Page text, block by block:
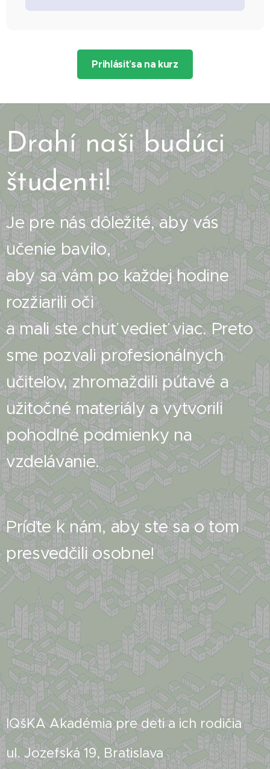
Prihlásiť sa na kurz
Drahí naši budúci
študenti!
Je pre nás dôležité, aby vás
učenie bavilo,
aby sa vám po každej hodine
rozžiarili oči
a mali ste chuť vedieť viac. Preto
sme pozvali profesionálnych
učiteľov, zhromaždili pútavé a
užitočné materiály a vytvorili
pohodlné podmienky na
vzdelávanie.
Príďte k nám, aby ste sa o tom
presvedčili osobne!
IQšKA Akadémia pre deti a ich rodičia
ul. Jozefská 19, Bratislava